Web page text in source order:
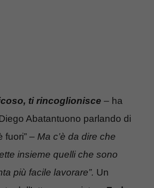
ti rincoglionisce – ha
Abatantuono parlando di
fuori” – Ma c’è da dire che
insieme quelli che sono
più facile lavorare”. Un